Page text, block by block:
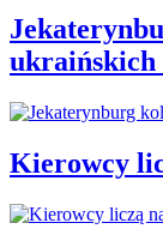
ukraińskich
Kierowcy